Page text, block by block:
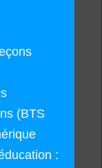
(BTS
: